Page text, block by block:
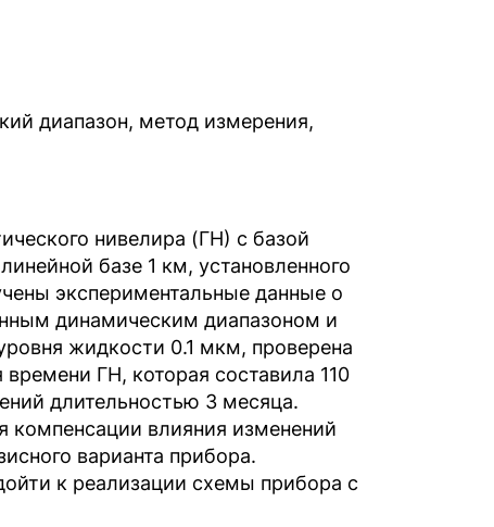
диапазон, метод измерения,
нивелира (ГН) с базой
базе 1 км, установленного
экспериментальные данные о
динамическим диапазоном и
жидкости 0.1 мкм, проверена
ГН, которая составила 110
длительностью 3 месяца.
влияния изменений
варианта прибора.
к реализации схемы прибора с